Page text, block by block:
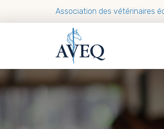
Association des vétérinaires